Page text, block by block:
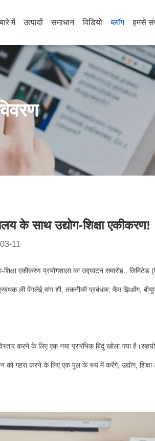
में उत्पादों समाधान विडियो ब्लॉग हमसे
के साथ उद्योग-शिक्षा एकीकरण!
11
एकीकरण प्रयोगशाला का उद्घाटन समारोह.,
ली पेंगलेई,वांग शी, तकनीकी प्रबंधक; फेंग झिओंग,
करने के लिए एक नया प्रारंभिक बिंदु खोला गया
को गहरा करने के लिए एक पुल के रूप में करेंगे, उद्योग,